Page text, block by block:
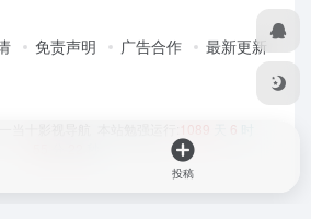
免责声明 广告合作 最新更新
1089
投稿